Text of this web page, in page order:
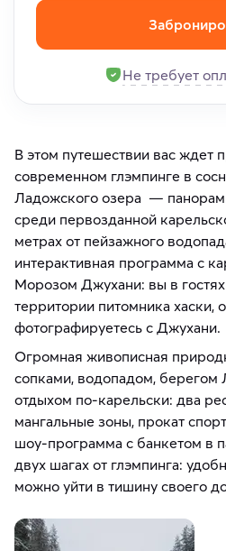
Не требует
В этом путешествии вас ждет
современном глэмпинге в
Ладожского озера —
среди первозданной
метрах от пейзажного
интерактивная программа с
Морозом Джухани: вы в гостях
территории питомника хаски,
фотографируетесь с Джухани.
Огромная живописная
сопками, водопадом, берегом
отдыхом по-карельски: два
мангальные зоны, прокат
шоу-программа с банкетом в
двух шагах от глэмпинга:
можно уйти в тишину своего